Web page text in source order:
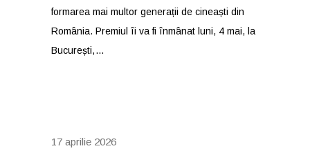
formarea mai multor generații de cineaști din
România. Premiul îi va fi înmânat luni, 4 mai, la
București,
17 aprilie 2026